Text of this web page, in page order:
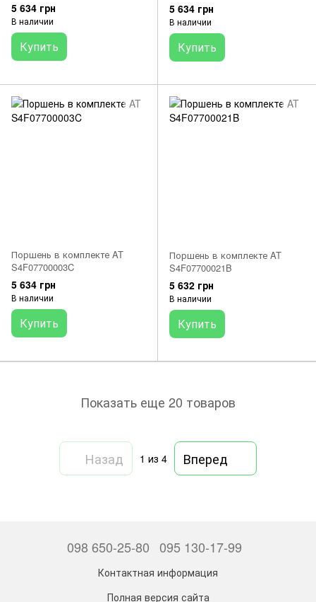
5 634 грн
В наличии
Купить
5 634 грн
В наличии
Купить
Поршень в комплекте AT
S4F07700003C
5 634 грн
В наличии
Купить
Поршень в комплекте AT
S4F07700021B
5 632 грн
В наличии
Купить
Показать еще 20 товаров
Назад 1 из 4 Вперед
098 650-25-80 095 130-17-99
Контактная информация
Полная версия сайта